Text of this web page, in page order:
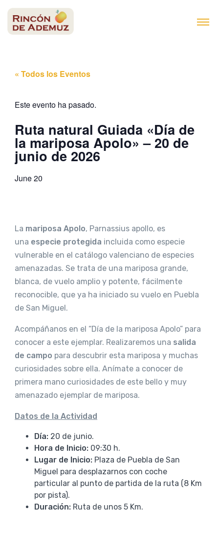
« Todos los Eventos
Este evento ha pasado.
Ruta natural Guiada «Día de
la mariposa Apolo» – 20 de
junio de 2026
June 20
La mariposa Apolo, Parnassius apollo, es
una especie protegida incluida como especie
vulnerable en el catálogo valenciano de especies
amenazadas. Se trata de una mariposa grande,
blanca, de vuelo amplio y potente, fácilmente
reconocible, que ya ha iniciado su vuelo en Puebla
de San Miguel.
Acompáñanos en el “Día de la mariposa Apolo” para
conocer a este ejemplar. Realizaremos una salida
de campo para descubrir esta mariposa y muchas
curiosidades sobre ella. Anímate a conocer de
primera mano curiosidades de este bello y muy
amenazado ejemplar de mariposa.
Datos de la Actividad
Día: 20 de junio.
Hora de Inicio: 09:30 h.
Lugar de Inicio: Plaza de Puebla de San
Miguel para desplazarnos con coche
particular al punto de partida de la ruta (8 Km
por pista).
Duración: Ruta de unos 5 Km.